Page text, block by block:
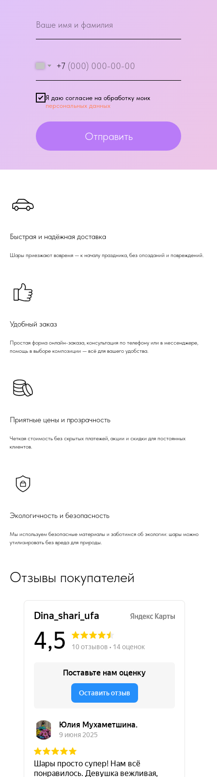
+7
Я даю согласие на обработку моих
персональных данных
Отправить
Быстрая и надёжная доставка
Шары приезжают вовремя — к началу праздника, без опозданий и повреждений.
Удобный заказ
Простая форма онлайн-заказа, консультация по телефону или в мессенджере,
помощь в выборе композиции — всё для вашего удобства.
Приятные цены и прозрачность
Четкая стоимость без скрытых платежей, акции и скидки для постоянных
клиентов.
Экологичность и безопасность
Мы используем безопасные материалы и заботимся об экологии: шары можно
утилизировать без вреда для природы.
Отзывы покупателей